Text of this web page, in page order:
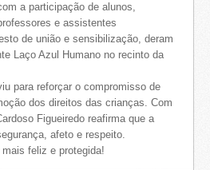
a participação de alunos,
e assistentes
de união e sensibilização, deram
Laço Azul Humano no recinto da
para reforçar o compromisso de
dos direitos das crianças. Com
Figueiredo reafirma que a
afeto e respeito.
feliz e protegida!